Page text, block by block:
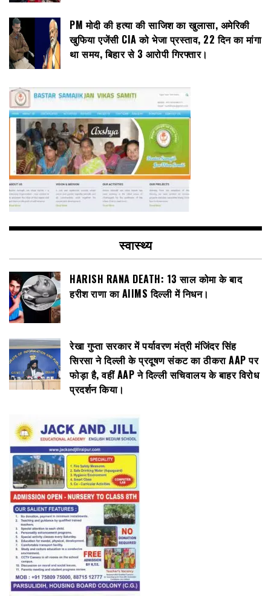
PM मोदी की हत्या की साजिश का खुलासा, अमेरिकी
खुफिया एजेंसी CIA को भेजा प्रस्ताव, 22 दिन का मांगा
था समय, बिहार से 3 आरोपी गिरफ्तार।
स्वास्थ्य
HARISH RANA DEATH: 13 साल कोमा के बाद
हरीश राणा का AIIMS दिल्ली में निधन।
रेखा गुप्ता सरकार में पर्यावरण मंत्री मंजिंदर सिंह
सिरसा ने दिल्ली के प्रदूषण संकट का ठीकरा AAP पर
फोड़ा है, वहीं AAP ने दिल्ली सचिवालय के बाहर विरोध
प्रदर्शन किया।